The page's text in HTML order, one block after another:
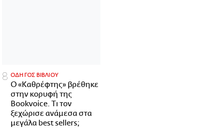
ΟΔΗΓΟΣ ΒΙΒΛΙΟΥ
Ο «Καθρέφτης» βρέθηκε
στην κορυφή της
Bookvoice. Τι τον
ξεχώρισε ανάμεσα στα
μεγάλα best sellers;